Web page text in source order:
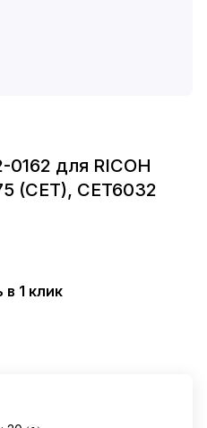
0162 для RICOH
(CET), CET6032
в 1 клик